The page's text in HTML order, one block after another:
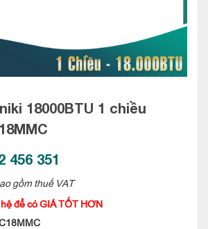
18000BTU 1 chiều
456 351
gồm thuế VAT
để có GIÁ TỐT HƠN